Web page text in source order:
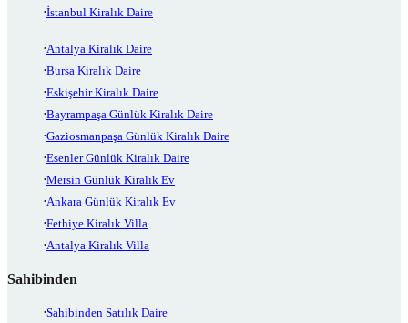
İstanbul Kiralık Daire
Antalya Kiralık Daire
Bursa Kiralık Daire
Eskişehir Kiralık Daire
Bayrampaşa Günlük Kiralık Daire
Gaziosmanpaşa Günlük Kiralık Daire
Esenler Günlük Kiralık Daire
Mersin Günlük Kiralık Ev
Ankara Günlük Kiralık Ev
Fethiye Kiralık Villa
Antalya Kiralık Villa
Sahibinden
Sahibinden Satılık Daire